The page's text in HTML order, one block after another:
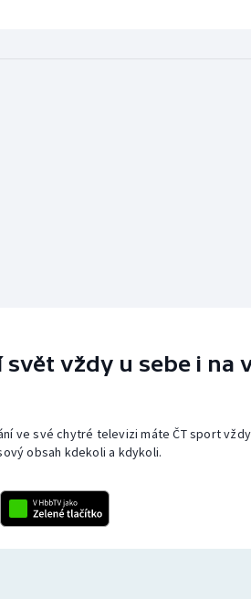
vždy u sebe i na
ve své chytré televizi máte ČT sport
obsah kdekoli a kdykoli.